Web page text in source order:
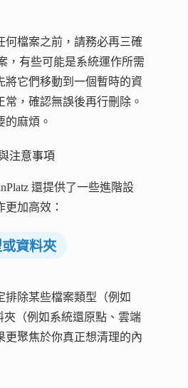
何檔案之前，請務必再三確
，有些可能是系統運作所需
將它們移動到一個暫時的資
，確認無誤後再行刪除。
的麻煩。
注意事項
還提供了一些進階設
加高效：
資料夾
排除某些檔案類型（例如
夾（例如系統還原點、雲端
更聚焦於你真正想清理的內